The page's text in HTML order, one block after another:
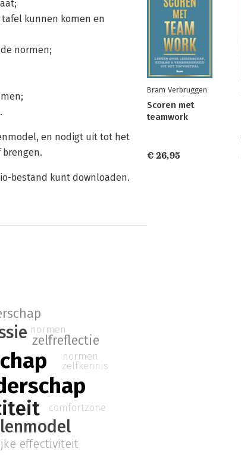
kunnen komen en
normen;
en nodigt uit tot het
bestand kunt downloaden.
zelfreflectie
effectiviteit
comfortzone
normen
zelfkennis
normen
Bram Verbruggen
Scoren met
teamwork
€ 26,95